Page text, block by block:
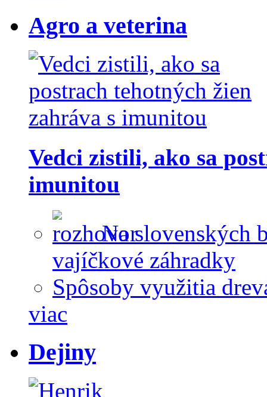
Agro a veterina
Vedci zistili, ako sa
imunitou
Na slovenských
vajíčkové záhradky
Spôsoby využitia
viac
Dejiny